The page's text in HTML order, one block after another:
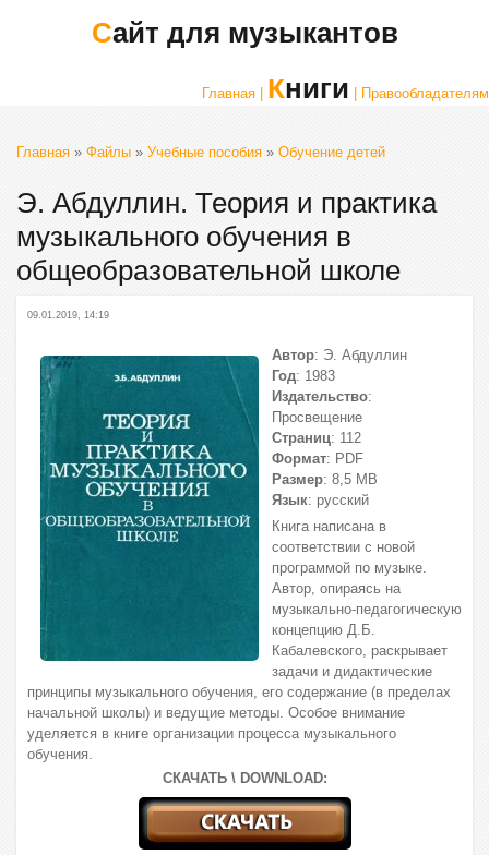
Сайт для музыкантов
Главная | Книги | Правообладателям
Главная » Файлы » Учебные пособия » Обучение детей
Э. Абдуллин. Теория и практика
музыкального обучения в
общеобразовательной школе
09.01.2019, 14:19
Автор: Э. Абдуллин
Год: 1983
Издательство:
Просвещение
Страниц: 112
Формат: PDF
Размер: 8,5 МВ
Язык: русский
Книга написана в
соответствии с новой
программой по музыке.
Автор, опираясь на
музыкально-педагогическую
концепцию Д.Б.
Кабалевского, раскрывает
задачи и дидактические
принципы музыкального обучения, его содержание (в пределах
начальной школы) и ведущие методы. Особое внимание
уделяется в книге организации процесса музыкального
обучения.
СКАЧАТЬ \ DOWNLOAD: